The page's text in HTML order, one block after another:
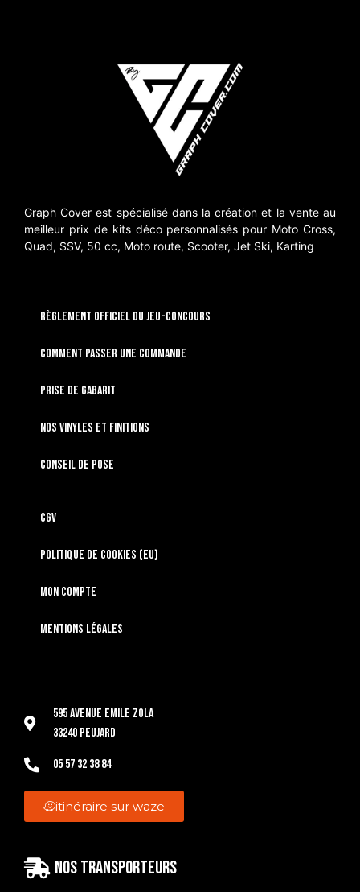
Graph Cover est spécialisé dans la création et la vente au
meilleur prix de kits déco personnalisés pour Moto Cross,
Quad, SSV, 50 cc, Moto route, Scooter, Jet Ski, Karting
RÈGLEMENT OFFICIEL DU JEU-CONCOURS
Comment passer une commande
Prise de gabarit
Nos vinyles et finitions
Conseil de pose
CGV
Politique de cookies (EU)
Mon compte
Mentions légales
595 Avenue Emile Zola
33240 Peujard
05 57 32 38 84
itinéraire sur waze
Nos transporteurs